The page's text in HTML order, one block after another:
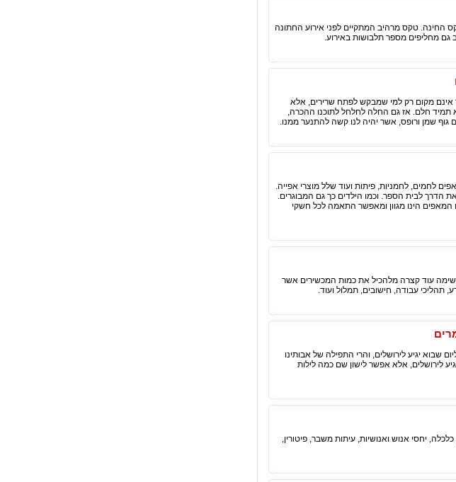
החינה. טקס מרהיב המתקיים לפני אירוע החתונה
גם מחליפים מספר תלבושות באירוע.
אינם מקום רק למי שמבקש לפתח שרירים, אלא
תמיד חלם. אז גם החלה לחלחל לתוכנו ההכרה,
שמן ורופס, אשר יהיה לנו קשה להתנער ממנו.
לחמים, לחמניות, פיתות ועוד שלל מוצרי אפייה.
הדרך לבית הספר. וכמו הילדים כך גם המבוגרים.
המאפים הינו מגוון ומאפשר התאמה לכל חשקי
עוד קצרה מלהכיל את כמות המכשירים אשר
תהליכי עבודה, חישובים, תמלול ועוד.
שבוא יגיע לירושלים, והרי התפילה של אבותינו
לירושלים, אלא אפשר לישון שם כמה לילות
יחסי אנוש ואנושיות, עיתות משבר, פיטורין,